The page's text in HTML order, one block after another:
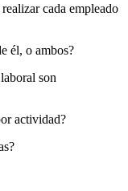
cada empleado
él, o ambos?
son
actividad?